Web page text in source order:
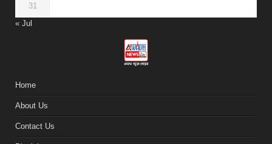
31
« Jul
Home
About Us
Contact Us